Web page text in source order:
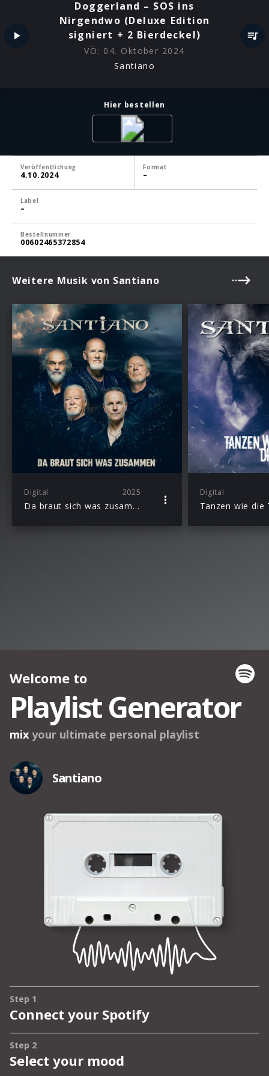
Doggerland – SOS ins
Nirgendwo (Deluxe Edition
signiert + 2 Bierdeckel)
VÖ: 04. Oktober 2024
Santiano
Hier bestellen
Veröffentlichung
4.10.2024
Format
–
Label
–
Bestellnummer
00602465372854
Weitere Musik von Santiano
Digital 2025
Da braut sich was zusammen
Digital